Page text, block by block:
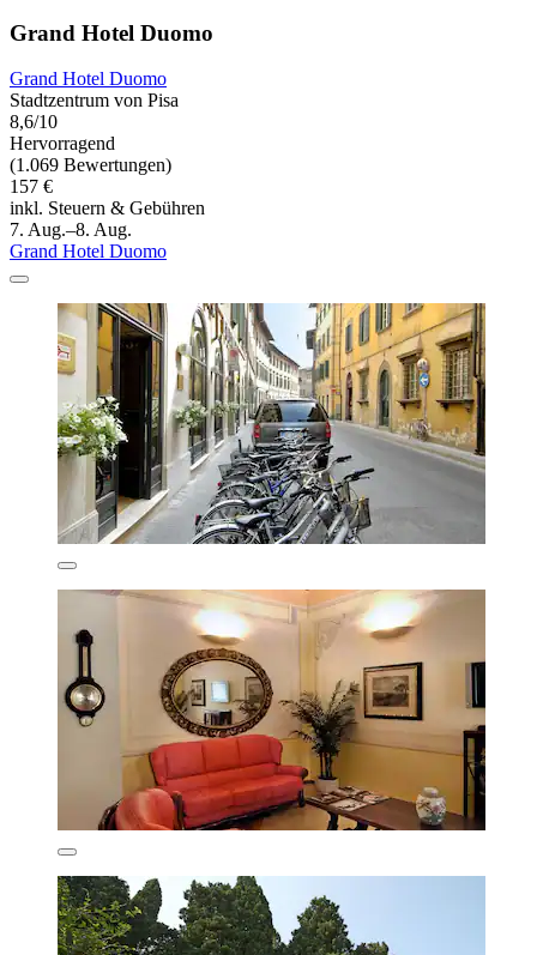
Grand Hotel Duomo
Grand Hotel Duomo
Stadtzentrum von Pisa
8,6/10
Hervorragend
(1.069 Bewertungen)
157 €
inkl. Steuern & Gebühren
7. Aug.–8. Aug.
Grand Hotel Duomo